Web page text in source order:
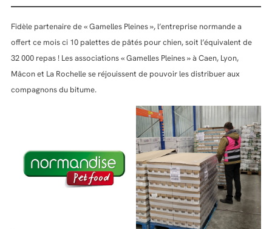
Fidèle partenaire de « Gamelles Pleines », l’entreprise normande a
offert ce mois ci 10 palettes de pâtés pour chien, soit l’équivalent de
32 000 repas ! Les associations « Gamelles Pleines » à Caen, Lyon,
Mâcon et La Rochelle se réjouissent de pouvoir les distribuer aux
compagnons du bitume.